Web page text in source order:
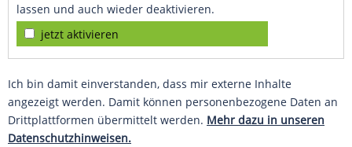
lassen und auch wieder deaktivieren.
jetzt aktivieren
Ich bin damit einverstanden, dass mir externe Inhalte
angezeigt werden. Damit können personenbezogene Daten an
Drittplattformen übermittelt werden. Mehr dazu in unseren
Datenschutzhinweisen.